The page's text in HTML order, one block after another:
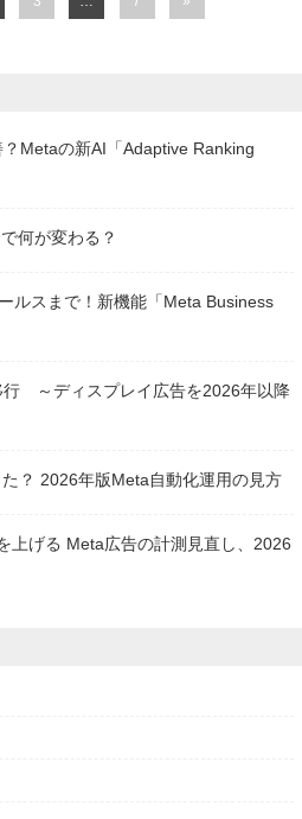
Metaの新AI「Adaptive Ranking
何が変わる？
ルスまで！新機能「Meta Business
～ディスプレイ広告を2026年以降
？ 2026年版Meta自動化運用の見方
上げる Meta広告の計測見直し、2026